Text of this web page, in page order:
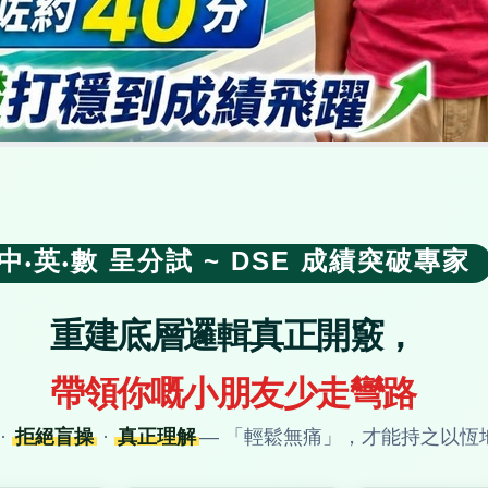
•英•數 呈分試 ~ DSE 成績突破專家
重建底層邏輯真正開竅，
帶領你嘅小朋友少走彎路
拒絕盲操· 真正理解— 「輕鬆無痛」，才能持之以恆